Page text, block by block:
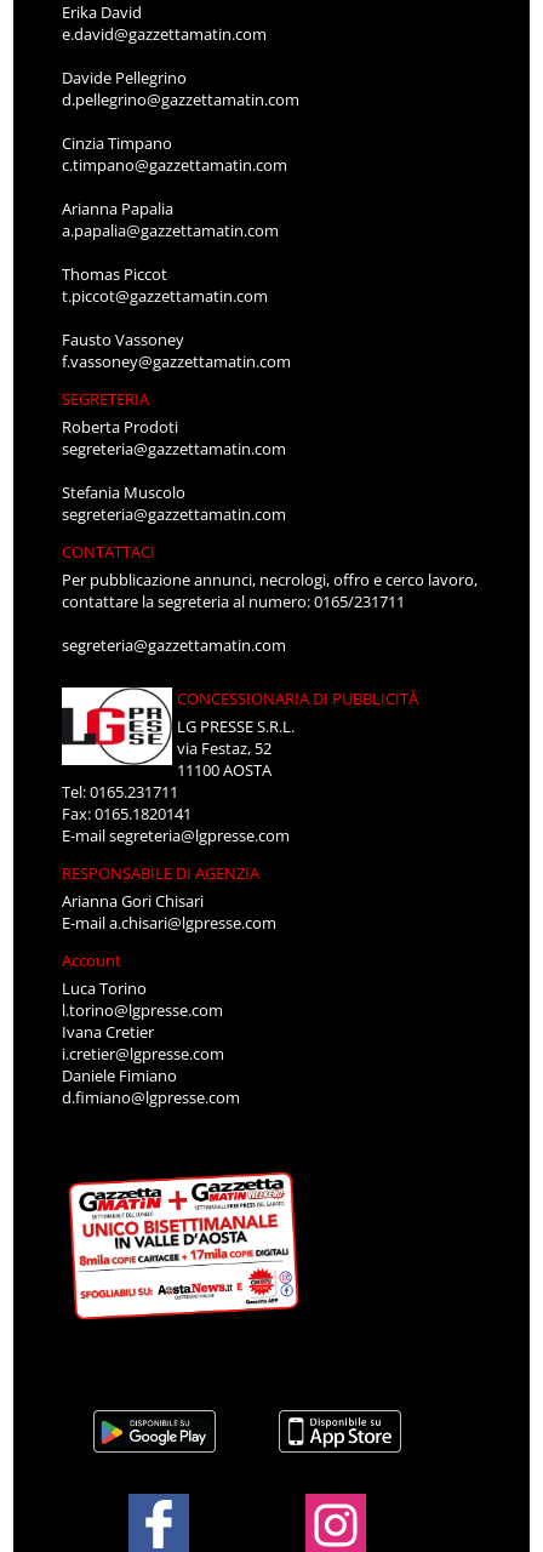
Erika David
e.david@gazzettamatin.com
Davide Pellegrino
d.pellegrino@gazzettamatin.com
Cinzia Timpano
c.timpano@gazzettamatin.com
Arianna Papalia
a.papalia@gazzettamatin.com
Thomas Piccot
t.piccot@gazzettamatin.com
Fausto Vassoney
f.vassoney@gazzettamatin.com
SEGRETERIA
Roberta Prodoti
segreteria@gazzettamatin.com
Stefania Muscolo
segreteria@gazzettamatin.com
CONTATTACI
Per pubblicazione annunci, necrologi, offro e cerco lavoro,
contattare la segreteria al numero: 0165/231711
segreteria@gazzettamatin.com
CONCESSIONARIA DI PUBBLICITÀ
LG PRESSE S.R.L.
via Festaz, 52
11100 AOSTA
Tel: 0165.231711
Fax: 0165.1820141
E-mailsegreteria@lgpresse.com
RESPONSABILE DI AGENZIA
Arianna Gori Chisari
E-maila.chisari@lgpresse.com
Account
Luca Torino
l.torino@lgpresse.com
Ivana Cretier
i.cretier@lgpresse.com
Daniele Fimiano
d.fimiano@lgpresse.com